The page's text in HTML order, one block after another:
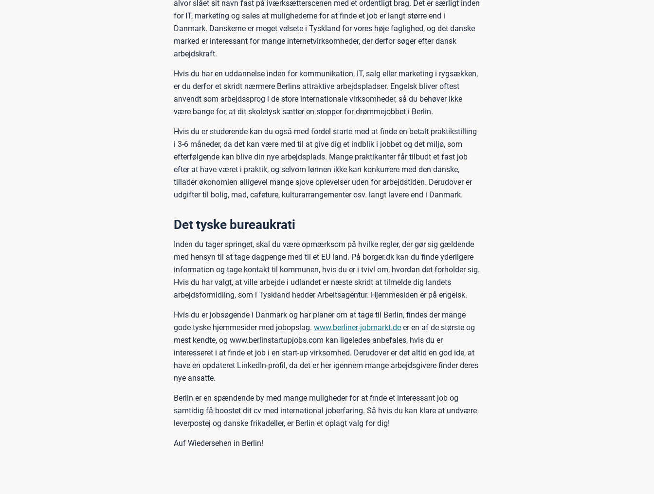
alvor slået sit navn fast på iværksætterscenen med et ordentligt brag. Det er særligt inden
for IT, marketing og sales at mulighederne for at finde et job er langt større end i
Danmark. Danskerne er meget velsete i Tyskland for vores høje faglighed, og det danske
marked er interessant for mange internetvirksomheder, der derfor søger efter dansk
arbejdskraft.
Hvis du har en uddannelse inden for kommunikation, IT, salg eller marketing i rygsækken,
er du derfor et skridt nærmere Berlins attraktive arbejdspladser. Engelsk bliver oftest
anvendt som arbejdssprog i de store internationale virksomheder, så du behøver ikke
være bange for, at dit skoletysk sætter en stopper for drømmejobbet i Berlin.
Hvis du er studerende kan du også med fordel starte med at finde en betalt praktikstilling
i 3-6 måneder, da det kan være med til at give dig et indblik i jobbet og det miljø, som
efterfølgende kan blive din nye arbejdsplads. Mange praktikanter får tilbudt et fast job
efter at have været i praktik, og selvom lønnen ikke kan konkurrere med den danske,
tillader økonomien alligevel mange sjove oplevelser uden for arbejdstiden. Derudover er
udgifter til bolig, mad, cafeture, kulturarrangementer osv. langt lavere end i Danmark.
Det tyske bureaukrati
Inden du tager springet, skal du være opmærksom på hvilke regler, der gør sig gældende
med hensyn til at tage dagpenge med til et EU land. På borger.dk kan du finde yderligere
information og tage kontakt til kommunen, hvis du er i tvivl om, hvordan det forholder sig.
Hvis du har valgt, at ville arbejde i udlandet er næste skridt at tilmelde dig landets
arbejdsformidling, som i Tyskland hedder Arbeitsagentur. Hjemmesiden er på engelsk.
Hvis du er jobsøgende i Danmark og har planer om at tage til Berlin, findes der mange
gode tyske hjemmesider med jobopslag. www.berliner-jobmarkt.de er en af de største og
mest kendte, og www.berlinstartupjobs.com kan ligeledes anbefales, hvis du er
interesseret i at finde et job i en start-up virksomhed. Derudover er det altid en god ide, at
have en opdateret LinkedIn-profil, da det er her igennem mange arbejdsgivere finder deres
nye ansatte.
Berlin er en spændende by med mange muligheder for at finde et interessant job og
samtidig få boostet dit cv med international joberfaring. Så hvis du kan klare at undvære
leverpostej og danske frikadeller, er Berlin et oplagt valg for dig!
Auf Wiedersehen in Berlin!